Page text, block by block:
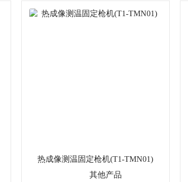
热成像测温固定枪机(T1-TMN01)
其他产品